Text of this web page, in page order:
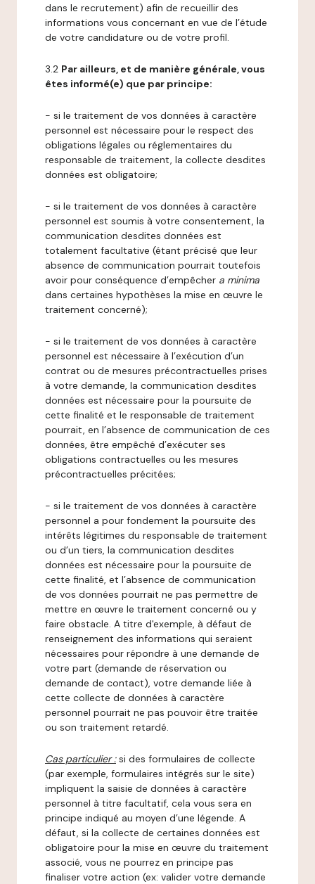
dans le recrutement) afin de recueillir des
informations vous concernant en vue de l’étude
de votre candidature ou de votre profil.
3.2 Par ailleurs, et de manière générale, vous
êtes informé(e) que par principe:
- si le traitement de vos données à caractère
personnel est nécessaire pour le respect des
obligations légales ou réglementaires du
responsable de traitement, la collecte desdites
données est obligatoire;
- si le traitement de vos données à caractère
personnel est soumis à votre consentement, la
communication desdites données est
totalement facultative (étant précisé que leur
absence de communication pourrait toutefois
avoir pour conséquence d’empêcher a minima
dans certaines hypothèses la mise en œuvre le
traitement concerné);
- si le traitement de vos données à caractère
personnel est nécessaire à l’exécution d’un
contrat ou de mesures précontractuelles prises
à votre demande, la communication desdites
données est nécessaire pour la poursuite de
cette finalité et le responsable de traitement
pourrait, en l’absence de communication de ces
données, être empêché d’exécuter ses
obligations contractuelles ou les mesures
précontractuelles précitées;
- si le traitement de vos données à caractère
personnel a pour fondement la poursuite des
intérêts légitimes du responsable de traitement
ou d’un tiers, la communication desdites
données est nécessaire pour la poursuite de
cette finalité, et l’absence de communication
de vos données pourrait ne pas permettre de
mettre en œuvre le traitement concerné ou y
faire obstacle. A titre d'exemple, à défaut de
renseignement des informations qui seraient
nécessaires pour répondre à une demande de
votre part (demande de réservation ou
demande de contact), votre demande liée à
cette collecte de données à caractère
personnel pourrait ne pas pouvoir être traitée
ou son traitement retardé.
Cas particulier : si des formulaires de collecte
(par exemple, formulaires intégrés sur le site)
impliquent la saisie de données à caractère
personnel à titre facultatif, cela vous sera en
principe indiqué au moyen d’une légende. A
défaut, si la collecte de certaines données est
obligatoire pour la mise en œuvre du traitement
associé, vous ne pourrez en principe pas
finaliser votre action (ex: valider votre demande